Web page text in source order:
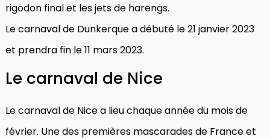
rigodon final et les jets de harengs.
Le carnaval de Dunkerque a débuté le 21 janvier 2023
et prendra fin le 11 mars 2023.
Le carnaval de Nice
Le carnaval de Nice a lieu chaque année du mois de
février. Une des premières mascarades de France et